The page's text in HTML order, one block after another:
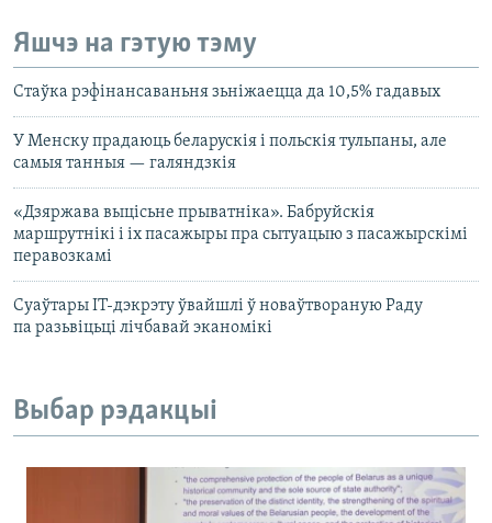
Яшчэ на гэтую тэму
Стаўка рэфінансаваньня зьніжаецца да 10,5% гадавых
У Менску прадаюць беларускія і польскія тульпаны, але
самыя танныя — галяндзкія
«Дзяржава выцісьне прыватніка». Бабруйскія
маршрутнікі і іх пасажыры пра сытуацыю з пасажырскімі
перавозкамі
Суаўтары IT-дэкрэту ўвайшлі ў новаўтвораную Раду
па разьвіцьці лічбавай эканомікі
Выбар рэдакцыі